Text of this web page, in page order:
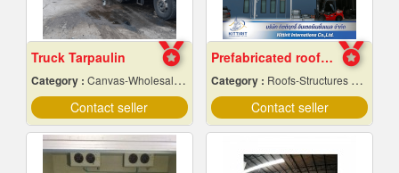
Truck Tarpaulin
Category : Canvas-Wholesale & Manufacturers
Contact seller
Prefabricated roof structure manufacturing plant
Category : Roofs-Structures & Trusses
Contact seller